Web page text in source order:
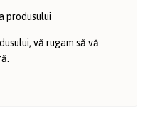
produsului
vă rugam să vă